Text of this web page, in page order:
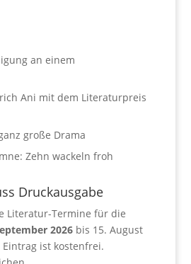
an einem
Ani mit dem Literaturpreis
große Drama
Zehn wackeln froh
Druckausgabe
Literatur-Termine für die
2026bis 15. August
ist kostenfrei.